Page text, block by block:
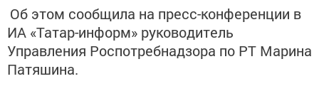
Об этом сообщила на пресс-конференции в
ИА «Татар-информ» руководитель
Управления Роспотребнадзора по РТ Марина
Патяшина.